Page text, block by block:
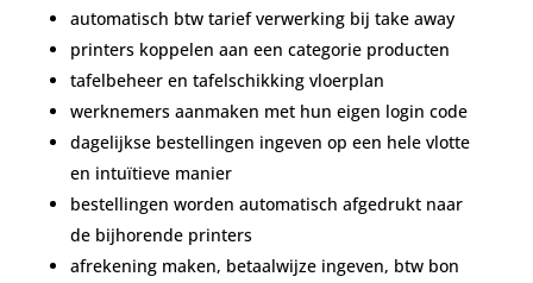
automatisch btw tarief verwerking bij take away
printers koppelen aan een categorie producten
tafelbeheer en tafelschikking vloerplan
werknemers aanmaken met hun eigen login code
dagelijkse bestellingen ingeven op een hele vlotte
en intuïtieve manier
bestellingen worden automatisch afgedrukt naar
de bijhorende printers
afrekening maken, betaalwijze ingeven, btw bon